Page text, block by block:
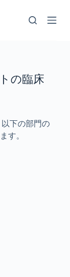
の臨床
下の部門の
す。